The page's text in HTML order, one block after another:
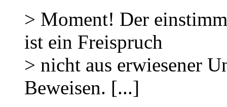
> Moment! Der
ist ein Freispruch
> nicht aus erwiesener
Beweisen. [...]